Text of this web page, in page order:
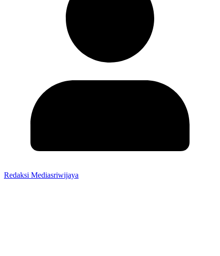
Redaksi Mediasriwijaya